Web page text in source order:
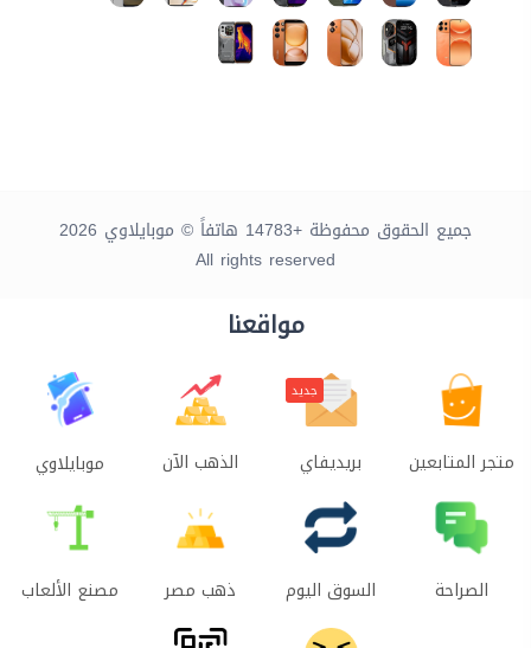
جميع الحقوق محفوظة +14783 هاتفاً © موبايلاوي 2026
All rights reserved